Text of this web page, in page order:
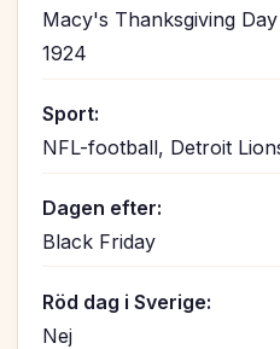
Macy's Thanksgiving
1924
Sport:
NFL-football, Detroit
Dagen efter:
Black Friday
Röd dag i Sverige:
Nej